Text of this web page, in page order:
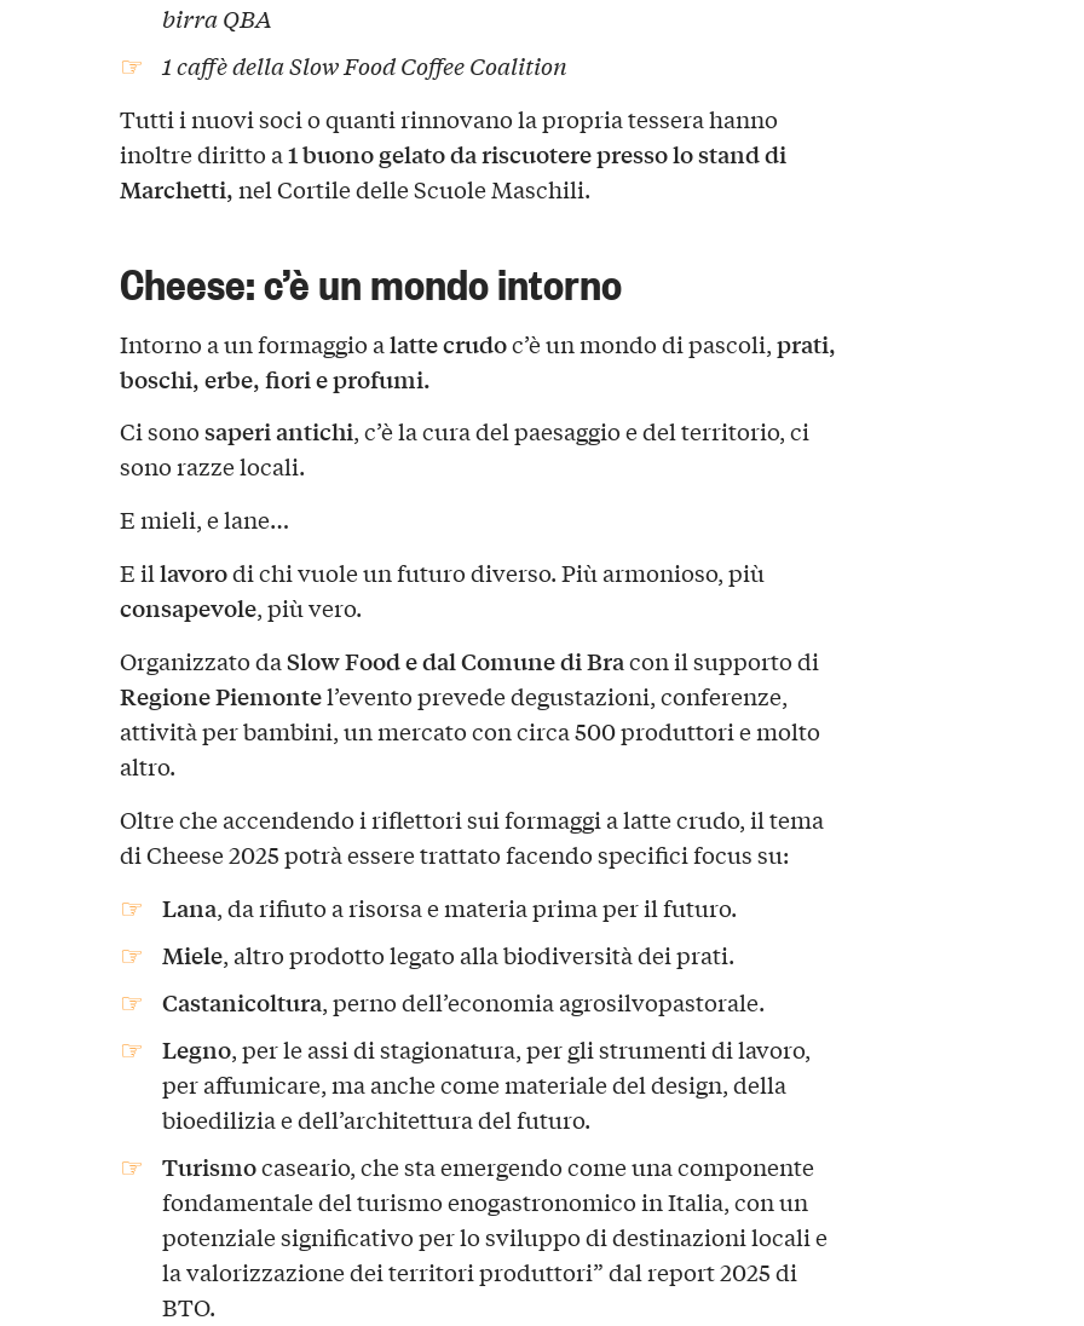
birra QBA
1 caffè della Slow Food Coffee Coalition
Tutti i nuovi soci o quanti rinnovano la propria tessera hanno
inoltre diritto a1 buono gelato da riscuotere presso lo stand di
Marchetti,nel Cortile delle Scuole Maschili.
Cheese: c’è un mondo intorno
Intorno a un formaggio alatte crudoc’è un mondo di pascoli,prati,
boschi, erbe, fiori e profumi.
Ci sonosaperi antichi, c’è la cura del paesaggio e del territorio, ci
sono razze locali.
E mieli, e lane…
E illavorodi chi vuole un futuro diverso. Più armonioso, più
consapevole, più vero.
Organizzato daSlow Food e dal Comune di Bracon il supporto di
Regione Piemontel’evento prevede degustazioni, conferenze,
attività per bambini, un mercato con circa 500 produttori e molto
altro.
Oltre che accendendo i riflettori sui formaggi a latte crudo, il tema
di Cheese 2025 potrà essere trattato facendo specifici focus su:
Lana, da rifiuto a risorsa e materia prima per il futuro.
Miele, altro prodotto legato alla biodiversità dei prati.
Castanicoltura, perno dell’economia agrosilvopastorale.
Legno, per le assi di stagionatura, per gli strumenti di lavoro,
per affumicare, ma anche come materiale del design, della
bioedilizia e dell’architettura del futuro.
Turismocaseario, che sta emergendo come una componente
fondamentale del turismo enogastronomico in Italia, con un
potenziale significativo per lo sviluppo di destinazioni locali e
la valorizzazione dei territori produttori” dal report 2025 di
BTO.